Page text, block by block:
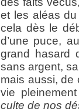
et les aléas
cela dès le
d’une puce,
grand hasard
sans argent,
mais aussi, de
vie
culte de nos